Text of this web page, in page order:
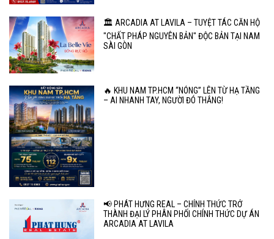
🏛️ ARCADIA AT LAVILA – TUYỆT TÁC CĂN HỘ
"CHẤT PHÁP NGUYÊN BẢN" ĐỘC BẢN TẠI NAM
SÀI GÒN
🔥 KHU NAM TP.HCM “NÓNG” LÊN TỪ HẠ TẦNG
– AI NHANH TAY, NGƯỜI ĐÓ THẮNG!
📢 PHÁT HƯNG REAL – CHÍNH THỨC TRỞ
THÀNH ĐẠI LÝ PHÂN PHỐI CHÍNH THỨC DỰ ÁN
ARCADIA AT LAVILA